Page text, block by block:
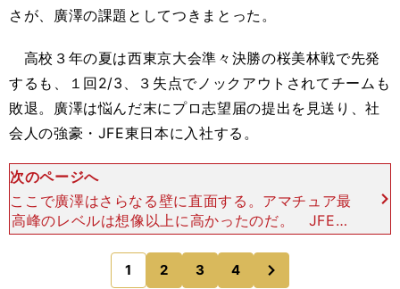
さが、廣澤の課題としてつきまとった。
高校３年の夏は西東京大会準々決勝の桜美林戦で先発
するも、１回2/3、３失点でノックアウトされてチームも
敗退。廣澤は悩んだ末にプロ志望届の提出を見送り、社
会人の強豪・JFE東日本に入社する。
次のページへ
ここで廣澤はさらなる壁に直面する。アマチュア最
高峰のレベルは想像以上に高かったのだ。 JFE東
日本は廣澤が入社する前年に都市対抗野球大会で優
勝している。元DeNA投手の須田幸太（引退）のよ
うに、ひと
1 2 3 4
のページへ